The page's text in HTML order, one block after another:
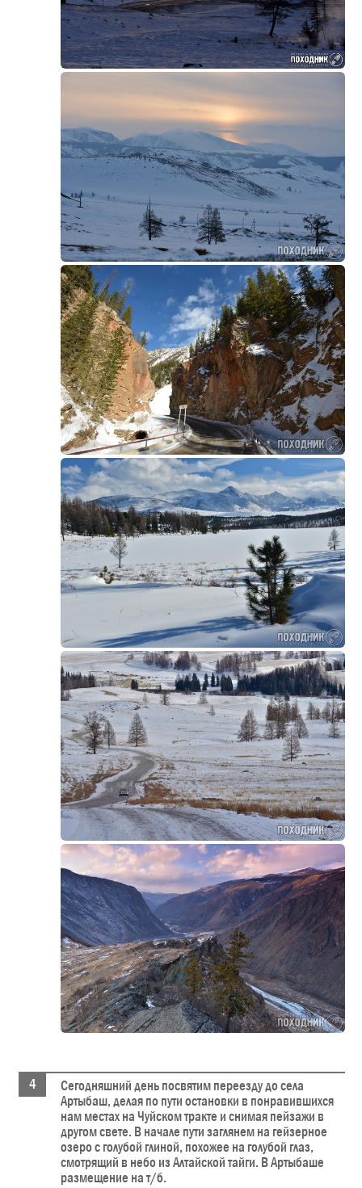
Сегодняшний день посвятим переезду до села
Артыбаш, делая по пути остановки в понравившихся
нам местах на Чуйском тракте и снимая пейзажи в
другом свете. В начале пути заглянем на гейзерное
озеро с голубой глиной, похожее на голубой глаз,
смотрящий в небо из Алтайской тайги. В Артыбаше
размещение на т/б.